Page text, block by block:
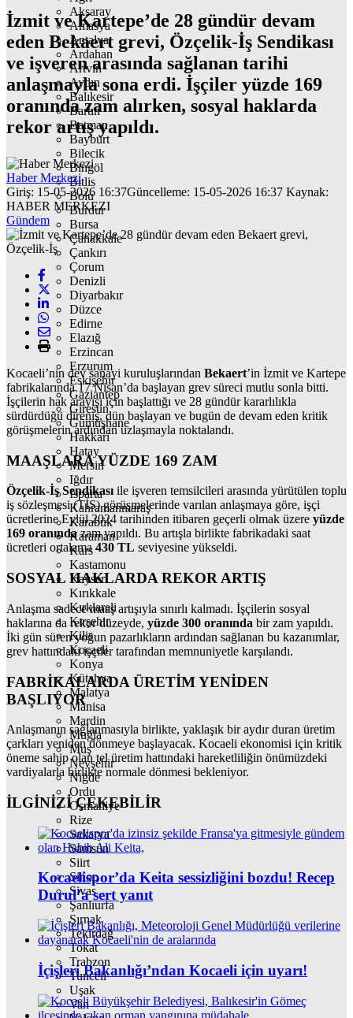
Aksaray
Amasya
Antalya
Ardahan
Artvin
Aydın
Balıkesir
Bartın
Batman
Bayburt
Bilecik
Bingöl
Bitlis
Bolu
Burdur
Bursa
Çanakkale
Çankırı
Çorum
Denizli
Diyarbakır
Düzce
Edirne
Elazığ
Erzincan
Erzurum
Eskişehir
Gaziantep
Giresun
Gümüşhane
Hakkari
Hatay
Mersin
Iğdır
Isparta
Kahramanmaraş
Karabük
Karaman
Kars
Kastamonu
Kayseri
Kırıkkale
Kırklareli
Kırşehir
Kilis
Kocaeli
Konya
Kütahya
Malatya
Manisa
Mardin
Muğla
Muş
Nevşehir
Niğde
Ordu
Osmaniye
Rize
Sakarya
Samsun
Siirt
Sinop
Sivas
Şanlıurfa
Şırnak
Tekirdağ
Tokat
Trabzon
Tunceli
Uşak
Van
İzmit ve Kartepe’de 28 gündür devam
eden Bekaert grevi, Özçelik-İş Sendikası
ve işveren arasında sağlanan tarihi
anlaşmayla sona erdi. İşçiler yüzde 169
oranında zam alırken, sosyal haklarda
rekor artış yapıldı.
Haber Merkezi
Giriş: 15-05-2026 16:37Güncelleme: 15-05-2026 16:37 Kaynak:
HABER MERKEZI
Gündem
Kocaeli’nin dev sanayi kuruluşlarından Bekaert’in İzmit ve Kartepe
fabrikalarında 17 Nisan’da başlayan grev süreci mutlu sonla bitti.
İşçilerin hak arayışı için başlattığı ve 28 gündür kararlılıkla
sürdürdüğü direniş, dün başlayan ve bugün de devam eden kritik
görüşmelerin ardından uzlaşmayla noktalandı.
MAAŞLARA YÜZDE 169 ZAM
Özçelik-İş Sendikası ile işveren temsilcileri arasında yürütülen toplu
iş sözleşmesi (TİS) görüşmelerinde varılan anlaşmaya göre, işçi
ücretlerine Eylül 2024 tarihinden itibaren geçerli olmak üzere yüzde
169 oranındazam yapıldı. Bu artışla birlikte fabrikadaki saat
ücretleri ortalama430 TL seviyesine yükseldi.
SOSYAL HAKLARDA REKOR ARTIŞ
Anlaşma sadece maaş artışıyla sınırlı kalmadı. İşçilerin sosyal
haklarına da rekor düzeyde, yüzde 300 oranında bir zam yapıldı.
İki gün süren yoğun pazarlıkların ardından sağlanan bu kazanımlar,
grev hattındaki işçiler tarafından memnuniyetle karşılandı.
FABRİKALARDA ÜRETİM YENİDEN
BAŞLIYOR
Anlaşmanın sağlanmasıyla birlikte, yaklaşık bir aydır duran üretim
çarkları yeniden dönmeye başlayacak. Kocaeli ekonomisi için kritik
öneme sahip olan tel üretim hattındaki hareketliliğin önümüzdeki
vardiyalarla birlikte normale dönmesi bekleniyor.
İLGİNİZİÇEKEBİLİR
Kocaelispor’da Keita sessizliğini bozdu! Recep
Durul’a sert yanıt
İçişleri Bakanlığı’ndan Kocaeli için uyarı!